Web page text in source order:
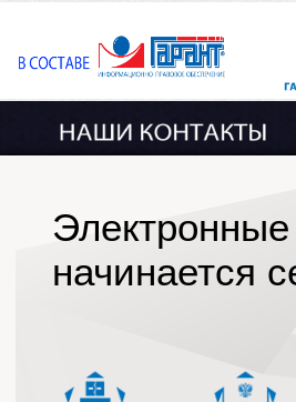
начинается